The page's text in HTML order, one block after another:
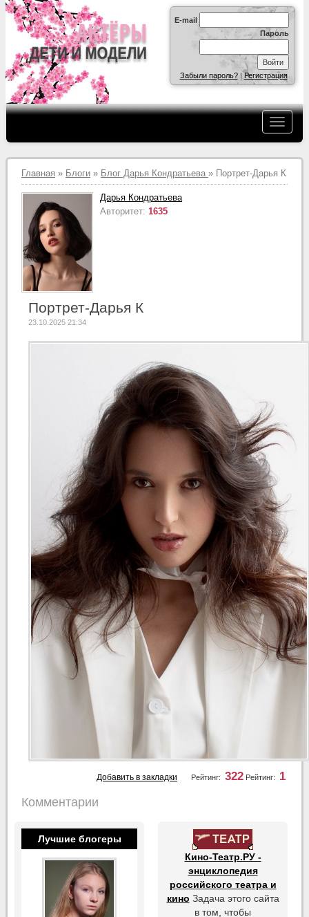
E-mail
Пароль
Забыли пароль?|Регистрация
Главная » Блоги » Блог Дарья Кондратьева » Портрет-Дарья К
Дарья Кондратьева
Авторитет: 1635
Портрет-Дарья К
23.10.2025 21:34
Рейтинг: 1
Рейтинг: 322
Добавить в закладки
Комментарии
Лучшие блогеры
Кино-Театр.РУ -
энциклопедия
российского театра и
кино Задача этого сайта
в том, чтобы